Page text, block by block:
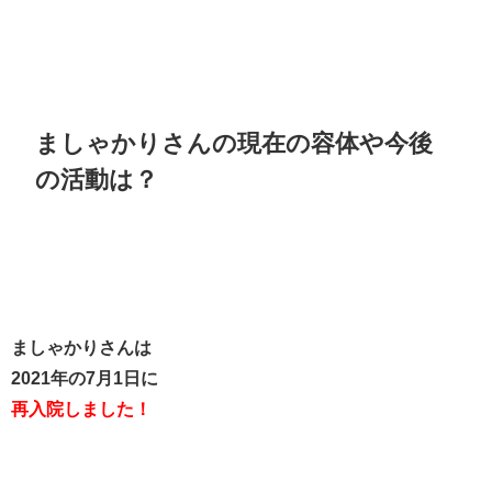
ましゃかりさんの現在の容体や今後
の活動は？
ましゃかりさんは
2021年の7月1日に
再入院しました！